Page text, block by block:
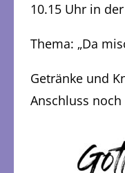
10.15 Uhr in
Thema: „Da
Getränke und
Anschluss